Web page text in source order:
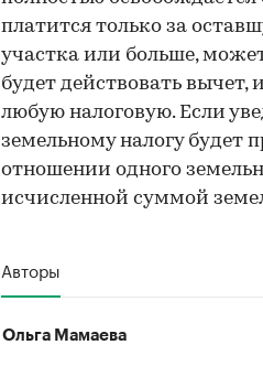
платится только за
участка или больше,
будет действовать вычет,
любую налоговую. Если
земельному налогу будет
отношении одного
исчисленной суммой
Авторы
Ольга Мамаева